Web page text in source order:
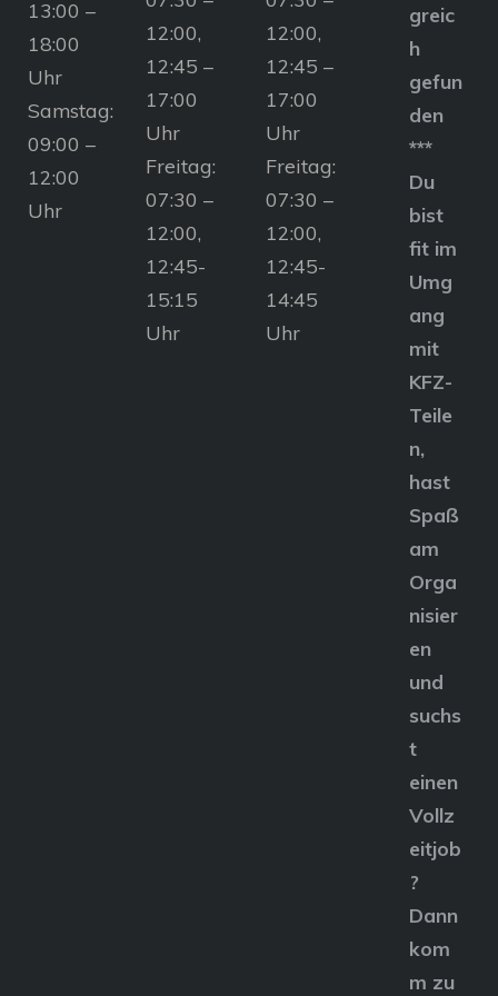
13:00 –
18:00
Uhr
Samstag:
09:00 –
12:00
Uhr
12:00,
12:45 –
17:00
Uhr
Freitag:
07:30 –
12:00,
12:45-
15:15
Uhr
12:00,
12:45 –
17:00
Uhr
Freitag:
07:30 –
12:00,
12:45-
14:45
Uhr
greic
h
gefun
den
***
Du
bist
fit im
Umg
ang
mit
KFZ-
Teile
n,
hast
Spaß
am
Orga
nisier
en
und
suchs
t
einen
Vollz
eitjob
?
Dann
kom
m zu